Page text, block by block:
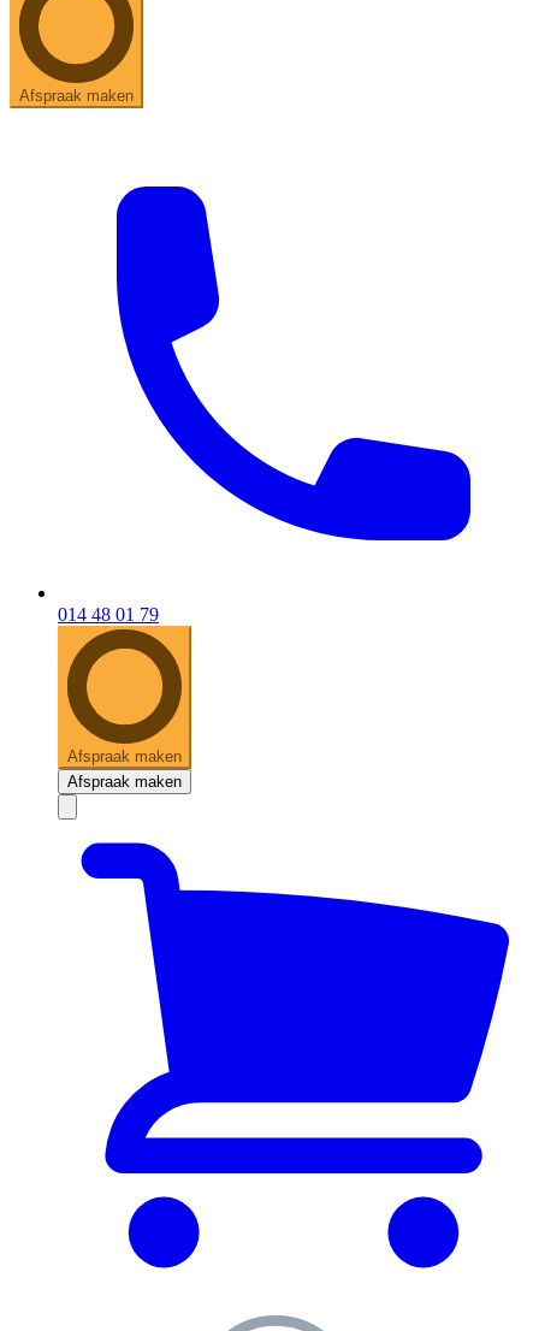
Afspraak maken
014 48 01 79
Afspraak maken
Afspraak maken